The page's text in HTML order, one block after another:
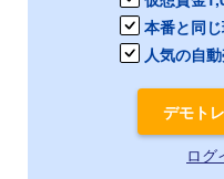
本番と同
人気の自
デモト
ログ